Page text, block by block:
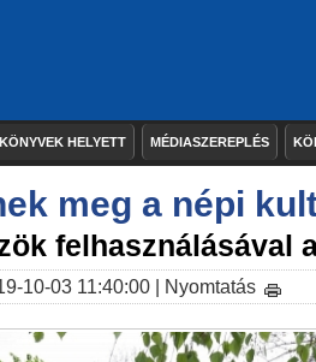
HELYETT MÉDIASZEREPLÉS
meg a népi
felhasználásával
10-03 11:40:00 | Nyomtatás